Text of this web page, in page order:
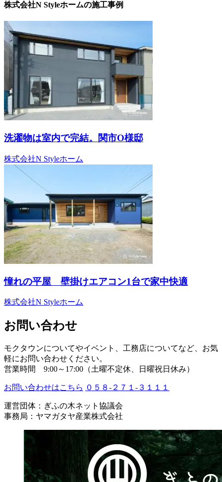
株式会社N Styleホームの施工事例
洗濯物は室内で完結。関市O様邸
株式会社N Styleホーム
憧れの平屋 壁掛けエアコン1台で家中快適
株式会社N Styleホーム
お問い合わせ
モクタウンについてやイベント、工務店についてなど、お気
軽にお問い合わせください。
営業時間 9:00～17:00（土曜不定休、日曜祝日休み）
お問い合わせはこちら ０５８-２７１-３１１１
運営団体：ぎふの木ネット協議会
事務局：ヤマガタヤ産業株式会社